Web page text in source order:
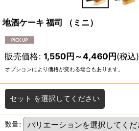
地酒ケーキ 福司 （ミニ）
販売価格: 1,550円～4,460円(税込)
オプションにより価格が変わる場合もあります。
セット を選択してください
数量: